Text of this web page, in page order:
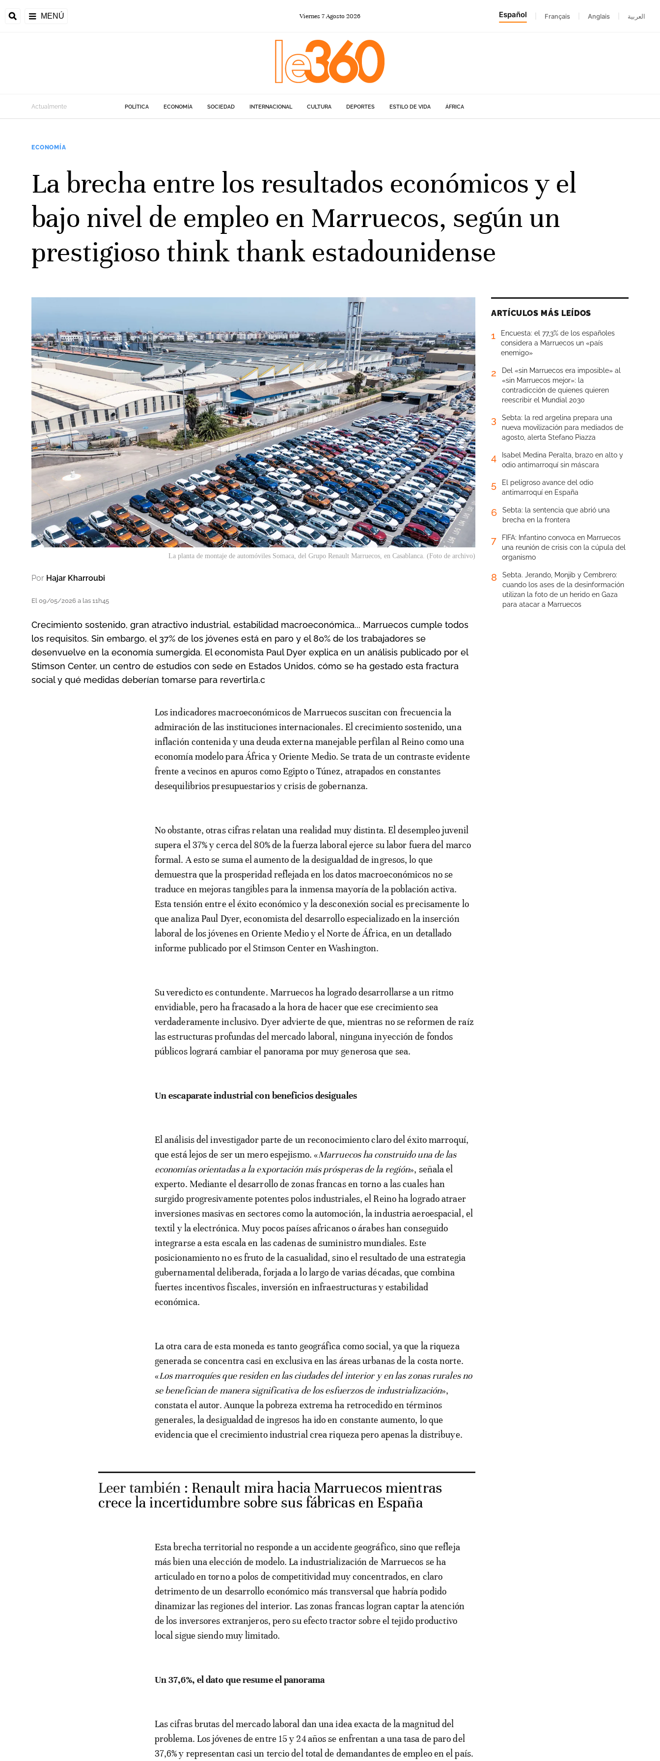
MENÚ Viernes7Agosto 2026 Español Français Anglais العربية
Actualmente POLÍTICA ECONOMÍA SOCIEDAD INTERNACIONAL CULTURA DEPORTES ESTILO DE VIDA ÁFRICA
ECONOMÍA
La brecha entre los resultados económicos y el
bajo nivel de empleo en Marruecos, según un
prestigioso think thank estadounidense
La planta de montaje de automóviles Somaca, del Grupo Renault Marruecos, en Casablanca. (Foto de archivo)
Por Hajar Kharroubi
El 09/05/2026 a las 11h45
Crecimiento sostenido, gran atractivo industrial, estabilidad macroeconómica... Marruecos cumple todos
los requisitos. Sin embargo, el 37% de los jóvenes está en paro y el 80% de los trabajadores se
desenvuelve en la economía sumergida. El economista Paul Dyer explica en un análisis publicado por el
Stimson Center, un centro de estudios con sede en Estados Unidos, cómo se ha gestado esta fractura
social y qué medidas deberían tomarse para revertirla.c
Los indicadores macroeconómicos de Marruecos suscitan con frecuencia la
admiración de las instituciones internacionales. El crecimiento sostenido, una
inflación contenida y una deuda externa manejable perfilan al Reino como una
economía modelo para África y Oriente Medio. Se trata de un contraste evidente
frente a vecinos en apuros como Egipto o Túnez, atrapados en constantes
desequilibrios presupuestarios y crisis de gobernanza.
No obstante, otras cifras relatan una realidad muy distinta. El desempleo juvenil
supera el 37% y cerca del 80% de la fuerza laboral ejerce su labor fuera del marco
formal. A esto se suma el aumento de la desigualdad de ingresos, lo que
demuestra que la prosperidad reflejada en los datos macroeconómicos no se
traduce en mejoras tangibles para la inmensa mayoría de la población activa.
Esta tensión entre el éxito económico y la desconexión social es precisamente lo
que analiza Paul Dyer, economista del desarrollo especializado en la inserción
laboral de los jóvenes en Oriente Medio y el Norte de África, en un detallado
informe publicado por el Stimson Center en Washington.
Su veredicto es contundente. Marruecos ha logrado desarrollarse a un ritmo
envidiable, pero ha fracasado a la hora de hacer que ese crecimiento sea
verdaderamente inclusivo. Dyer advierte de que, mientras no se reformen de raíz
las estructuras profundas del mercado laboral, ninguna inyección de fondos
públicos logrará cambiar el panorama por muy generosa que sea.
Un escaparate industrial con beneficios desiguales
El análisis del investigador parte de un reconocimiento claro del éxito marroquí,
que está lejos de ser un mero espejismo. «Marruecos ha construido una de las
economías orientadas a la exportación más prósperas de la región», señala el
experto. Mediante el desarrollo de zonas francas en torno a las cuales han
surgido progresivamente potentes polos industriales, el Reino ha logrado atraer
inversiones masivas en sectores como la automoción, la industria aeroespacial, el
textil y la electrónica. Muy pocos países africanos o árabes han conseguido
integrarse a esta escala en las cadenas de suministro mundiales. Este
posicionamiento no es fruto de la casualidad, sino el resultado de una estrategia
gubernamental deliberada, forjada a lo largo de varias décadas, que combina
fuertes incentivos fiscales, inversión en infraestructuras y estabilidad
económica.
La otra cara de esta moneda es tanto geográfica como social, ya que la riqueza
generada se concentra casi en exclusiva en las áreas urbanas de la costa norte.
«Los marroquíes que residen en las ciudades del interior y en las zonas rurales no
se benefician de manera significativa de los esfuerzos de industrialización»,
constata el autor. Aunque la pobreza extrema ha retrocedido en términos
generales, la desigualdad de ingresos ha ido en constante aumento, lo que
evidencia que el crecimiento industrial crea riqueza pero apenas la distribuye.
Leer también : Renault mira hacia Marruecos mientras
crece la incertidumbre sobre sus fábricas en España
Esta brecha territorial no responde a un accidente geográfico, sino que refleja
más bien una elección de modelo. La industrialización de Marruecos se ha
articulado en torno a polos de competitividad muy concentrados, en claro
detrimento de un desarrollo económico más transversal que habría podido
dinamizar las regiones del interior. Las zonas francas logran captar la atención
de los inversores extranjeros, pero su efecto tractor sobre el tejido productivo
local sigue siendo muy limitado.
Un 37,6%, el dato que resume el panorama
Las cifras brutas del mercado laboral dan una idea exacta de la magnitud del
problema. Los jóvenes de entre 15 y 24 años se enfrentan a una tasa de paro del
37,6% y representan casi un tercio del total de demandantes de empleo en el país.
ARTÍCULOS MÁS LEÍDOS
1
Encuesta: el 77,3% de los españoles
considera a Marruecos un «país
enemigo»
2
Del «sin Marruecos era imposible» al
«sin Marruecos mejor»: la
contradicción de quienes quieren
reescribir el Mundial 2030
3
Sebta: la red argelina prepara una
nueva movilización para mediados de
agosto, alerta Stefano Piazza
4
Isabel Medina Peralta, brazo en alto y
odio antimarroquí sin máscara
5
El peligroso avance del odio
antimarroquí en España
6
Sebta: la sentencia que abrió una
brecha en la frontera
7
FIFA: Infantino convoca en Marruecos
una reunión de crisis con la cúpula del
organismo
8
Sebta. Jerando, Monjib y Cembrero:
cuando los ases de la desinformación
utilizan la foto de un herido en Gaza
para atacar a Marruecos